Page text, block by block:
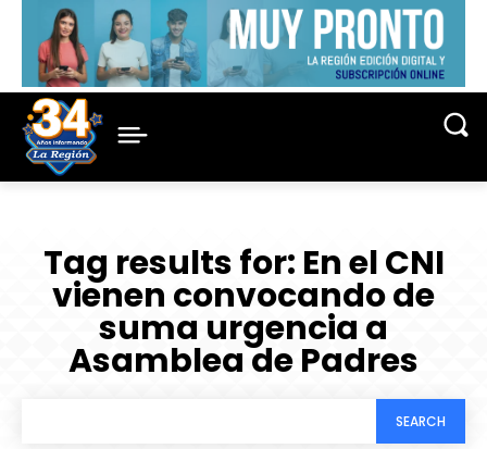
Tag results for: En el CNI
vienen convocando de
suma urgencia a
Asamblea de Padres
SEARCH